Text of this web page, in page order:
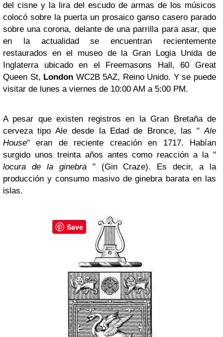
del cisne y la lira del escudo de armas de los músicos
colocó sobre la puerta un prosaico ganso casero parado
sobre una corona, delante de una parrilla para asar, que
en la actualidad se encuentran recientemente
restaurados en el museo de la Gran Logia Unida de
Inglaterra ubicado en el Freemasons Hall, 60 Great
Queen St, London WC2B 5AZ, Reino Unido. Y se puede
visitar de lunes a viernes de 10:00 AM a 5:00 PM.
A pesar que existen registros en la Gran Bretaña de
cerveza tipo Ale desde la Edad de Bronce, las "Ale
House" eran de reciente creación en 1717. Habían
surgido unos treinta años antes como reacción a la "
locura de la ginebra" (Gin Craze). Es decir, a la
producción y consumo masivo de ginebra barata en las
islas.
Save